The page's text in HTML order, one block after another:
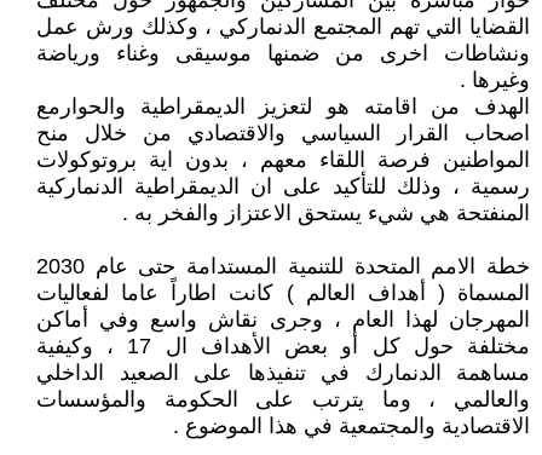
القضايا التي تهم المجتمع الدنماركي ، وكذلك ورش عمل
ونشاطات اخرى من ضمنها موسيقى وغناء ورياضة
وغيرها .
الهدف من اقامته هو لتعزيز الديمقراطية والحوارمع
اصحاب القرار السياسي والاقتصادي من خلال منح
المواطنين فرصة اللقاء معهم ، بدون اية بروتوكولات
رسمية ، وذلك للتأكيد على ان الديمقراطية الدنماركية
المنفتحة هي شيء يستحق الاعتزاز والفخر به .
خطة الامم المتحدة للتنمية المستدامة حتى عام 2030
المسماة ( أهداف العالم ) كانت اطاراً عاما لفعاليات
المهرجان لهذا العام ، وجرى نقاش واسع وفي أماكن
مختلفة حول كل أو بعض الأهداف ال 17 ، وكيفية
مساهمة الدنمارك في تنفيذها على الصعيد الداخلي
والعالمي ، وما يترتب على الحكومة والمؤسسات
الاقتصادية والمجتمعية في هذا الموضوع .